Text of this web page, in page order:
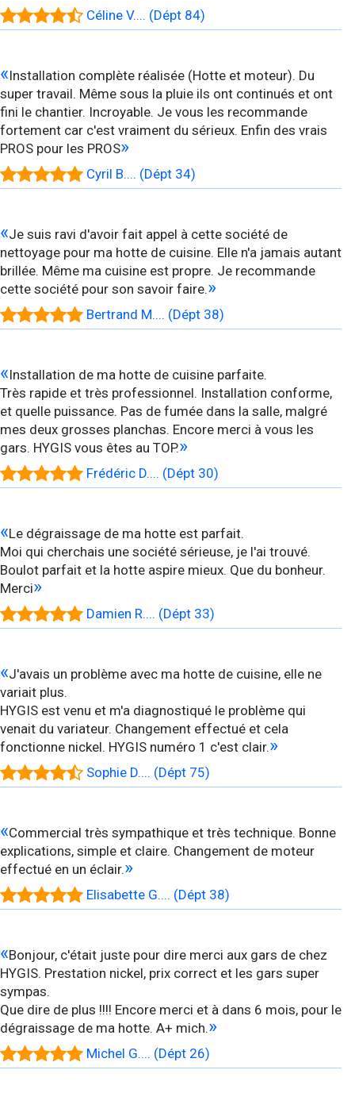
Céline V.... (Dépt 84)
«Installation complète réalisée (Hotte et moteur). Du
super travail. Même sous la pluie ils ont continués et ont
fini le chantier. Incroyable. Je vous les recommande
fortement car c'est vraiment du sérieux. Enfin des vrais
PROS pour les PROS»
Cyril B.... (Dépt 34)
«Je suis ravi d'avoir fait appel à cette société de
nettoyage pour ma hotte de cuisine. Elle n'a jamais autant
brillée. Même ma cuisine est propre. Je recommande
cette société pour son savoir faire.»
Bertrand M.... (Dépt 38)
«Installation de ma hotte de cuisine parfaite.
Très rapide et très professionnel. Installation conforme,
et quelle puissance. Pas de fumée dans la salle, malgré
mes deux grosses planchas. Encore merci à vous les
gars. HYGIS vous êtes au TOP.»
Frédéric D.... (Dépt 30)
«Le dégraissage de ma hotte est parfait.
Moi qui cherchais une société sérieuse, je l'ai trouvé.
Boulot parfait et la hotte aspire mieux. Que du bonheur.
Merci»
Damien R.... (Dépt 33)
«J'avais un problème avec ma hotte de cuisine, elle ne
variait plus.
HYGIS est venu et m'a diagnostiqué le problème qui
venait du variateur. Changement effectué et cela
fonctionne nickel. HYGIS numéro 1 c'est clair.»
Sophie D.... (Dépt 75)
«Commercial très sympathique et très technique. Bonne
explications, simple et claire. Changement de moteur
effectué en un éclair.»
Elisabette G.... (Dépt 38)
«Bonjour, c'était juste pour dire merci aux gars de chez
HYGIS. Prestation nickel, prix correct et les gars super
sympas.
Que dire de plus !!!! Encore merci et à dans 6 mois, pour le
dégraissage de ma hotte. A+ mich.»
Michel G.... (Dépt 26)